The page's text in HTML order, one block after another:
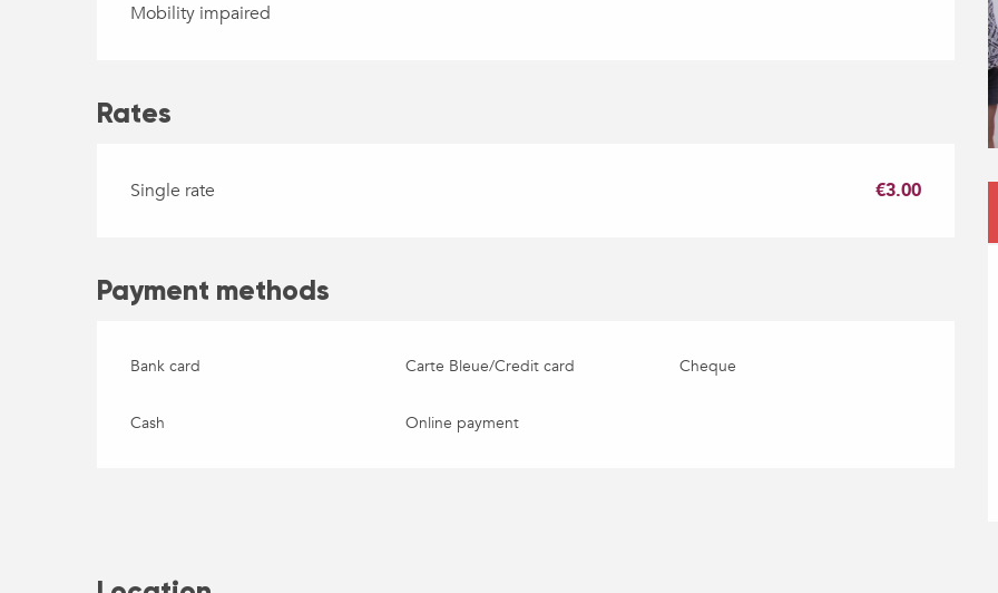
Mobility impaired
Rates
Single rate €3.00
Payment methods
Bank card Carte Bleue/Credit card Cheque
Cash Online payment